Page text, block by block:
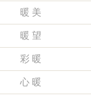
暖 美
暖 望
彩 暖
心 暖